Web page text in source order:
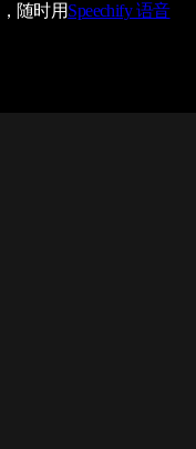
，随时用Speechify 语音